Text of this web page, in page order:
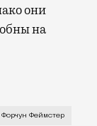
они
на
был
Форчун Феймстер